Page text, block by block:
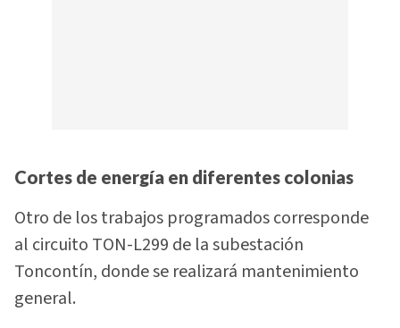
Cortes de energía en diferentes colonias
Otro de los trabajos programados corresponde
al circuito TON-L299 de la subestación
Toncontín, donde se realizará mantenimiento
general.